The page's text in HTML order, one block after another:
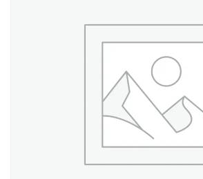
Create an account